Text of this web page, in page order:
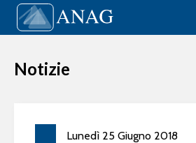
Vai al contenuto
Main Navigation
Notizie
Lunedì 25 Giugno 2018